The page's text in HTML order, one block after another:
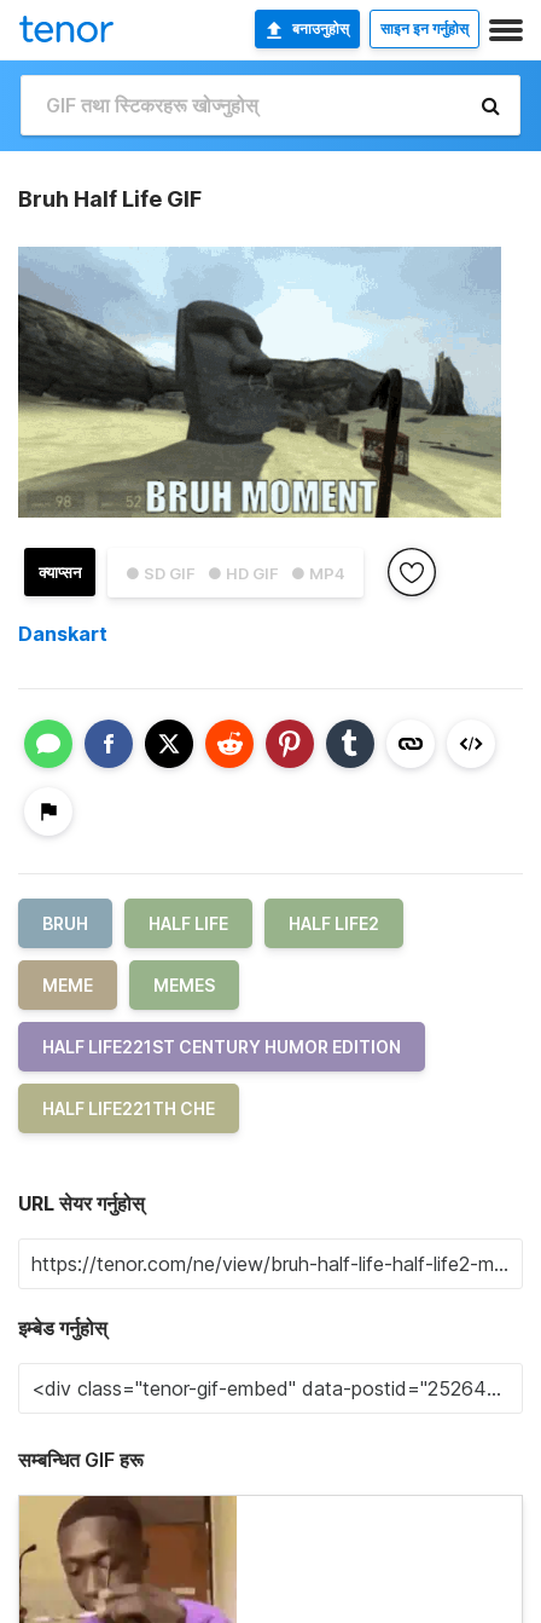
बनाउनुहोस् साइन इन गर्नुहोस्
Bruh Half Life GIF
● SD GIF ● HD GIF ● MP4
क्याप्सन
Danskart
BRUH HALF LIFE HALF LIFE2
MEME MEMES
HALF LIFE221ST CENTURY HUMOR EDITION
HALF LIFE221TH CHE
URL सेयर गर्नुहोस्
इम्बेड गर्नुहोस्
सम्बन्धित GIF हरू